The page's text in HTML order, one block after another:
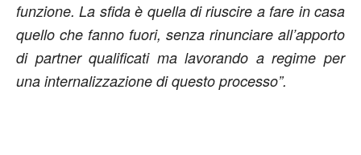
funzione. La sfida è quella di riuscire a fare in casa
quello che fanno fuori, senza rinunciare all’apporto
di partner qualificati ma lavorando a regime per
una internalizzazione di questo processo”.